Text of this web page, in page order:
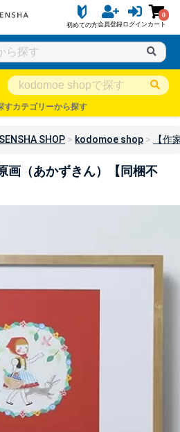
初めての方会員登録ログイン
0
カート
すカテゴリーから探す
SHOP kodomoe shop 【作
画（あかずきん）【同梱不